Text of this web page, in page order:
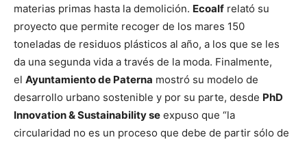
materias primas hasta la demolición. Ecoalf relató su
proyecto que permite recoger de los mares 150
toneladas de residuos plásticos al año, a los que se les
da una segunda vida a través de la moda. Finalmente,
el Ayuntamiento de Paterna mostró su modelo de
desarrollo urbano sostenible y por su parte, desde PhD
Innovation & Sustainability se expuso que “la
circularidad no es un proceso que debe de partir sólo de